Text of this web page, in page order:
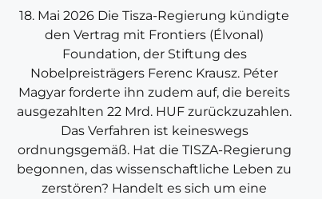
18. Mai 2026 Die Tisza-Regierung kündigte
den Vertrag mit Frontiers (Élvonal)
Foundation, der Stiftung des
Nobelpreisträgers Ferenc Krausz. Péter
Magyar forderte ihn zudem auf, die bereits
ausgezahlten 22 Mrd. HUF zurückzuzahlen.
Das Verfahren ist keineswegs
ordnungsgemäß. Hat die TISZA-Regierung
begonnen, das wissenschaftliche Leben zu
zerstören? Handelt es sich um eine